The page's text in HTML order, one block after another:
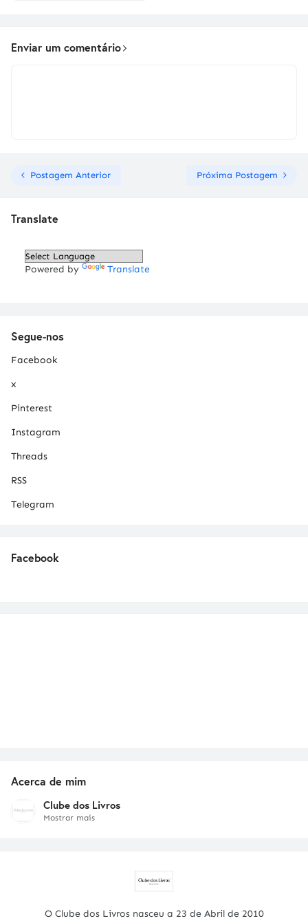
Enviar um comentário
Postagem Anterior Próxima Postagem
Translate
Powered by Translate
Segue-nos
Facebook
x
Pinterest
Instagram
Threads
RSS
Telegram
Facebook
Acerca de mim
Clube dos Livros
Mostrar mais
O Clube dos Livros nasceu a 23 de Abril de 2010